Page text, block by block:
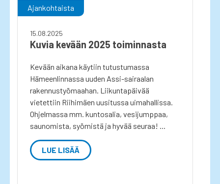
Ajankohtaista
15.08.2025
Kuvia kevään 2025 toiminnasta
Kevään aikana käytiin tutustumassa
Hämeenlinnassa uuden Assi-sairaalan
rakennustyömaahan. Liikuntapäivää
vietettiin Riihimäen uusitussa uimahallissa.
Ohjelmassa mm. kuntosalia, vesijumppaa,
saunomista, syömistä ja hyvää seuraa! ...
LUE LISÄÄ